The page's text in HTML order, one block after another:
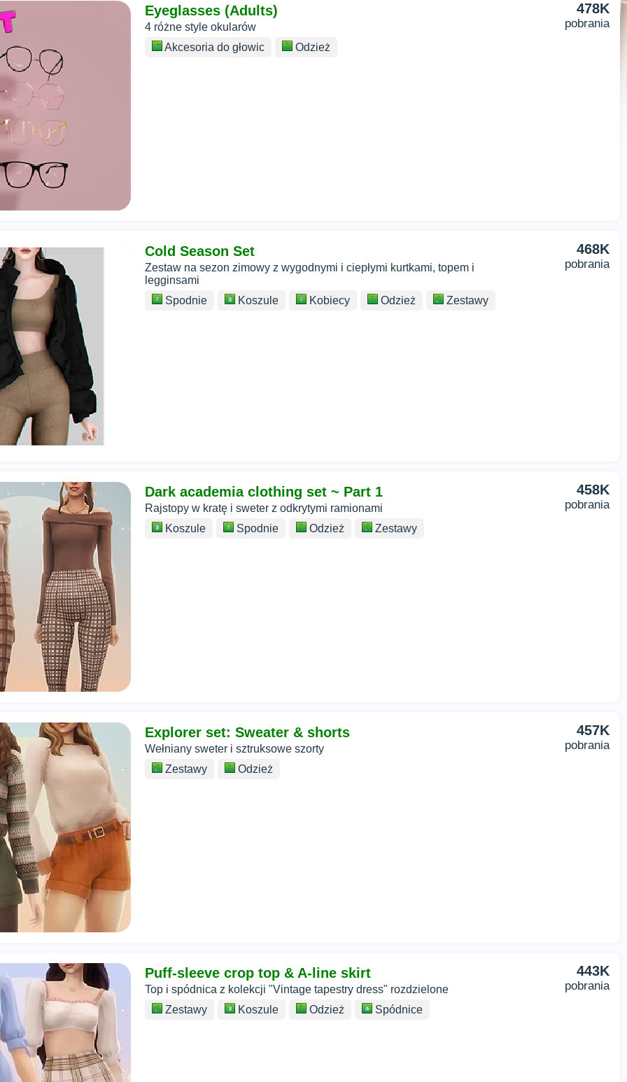
Eyeglasses (Adults)
4 różne style okularów
Akcesoria do głowic
Odzież
478K
pobrania
Cold Season Set
Zestaw na sezon zimowy z wygodnymi i ciepłymi kurtkami, topem i
legginsami
Spodnie
Koszule Kobiecy Odzież Zestawy
468K
pobrania
Dark academia clothing set ~ Part 1
Rajstopy w kratę i sweter z odkrytymi ramionami
Koszule
Spodnie Odzież Zestawy
458K
pobrania
Explorer set: Sweater & shorts
Wełniany sweter i sztruksowe szorty
Zestawy
Odzież
457K
pobrania
Puff-sleeve crop top & A-line skirt
Top i spódnica z kolekcji "Vintage tapestry dress" rozdzielone
Zestawy
Koszule Odzież Spódnice
443K
pobrania